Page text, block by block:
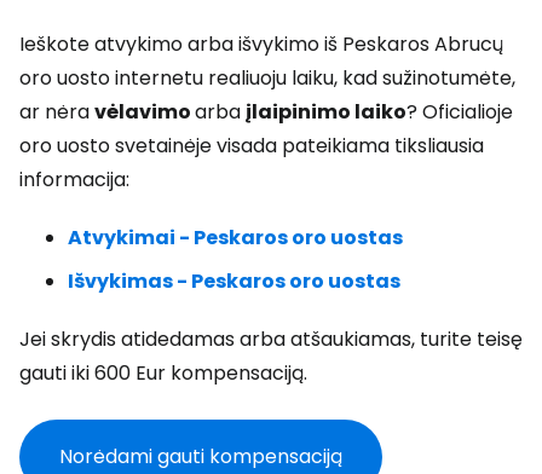
Ieškote atvykimo arba išvykimo iš Peskaros Abrucų
oro uosto internetu realiuoju laiku, kad sužinotumėte,
ar nėravėlavimoarbaįlaipinimo laiko? Oficialioje
oro uosto svetainėje visada pateikiama tiksliausia
informacija:
Atvykimai - Peskaros oro uostas
Išvykimas - Peskaros oro uostas
Jei skrydis atidedamas arba atšaukiamas, turite teisę
gauti iki 600 Eur kompensaciją.
Norėdami gauti kompensaciją